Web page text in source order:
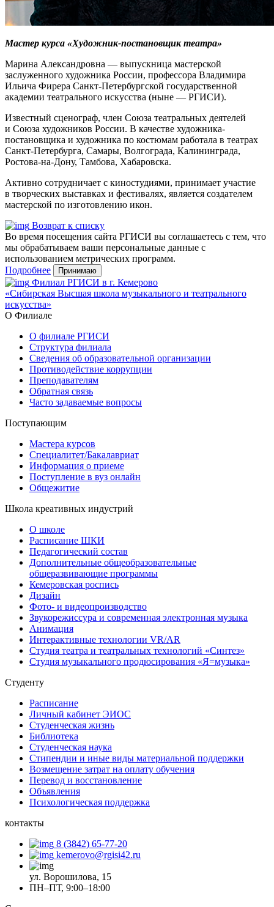
Мастер курса «Художник-постановщик театра»
Марина Александровна — выпускница мастерской
заслуженного художника России, профессора Владимира
Ильича Фирера Санкт-Петербургской государственной
академии театрального искусства (ныне — РГИСИ).
Известный сценограф, член Союза театральных деятелей
и Союза художников России. В качестве художника-
постановщика и художника по костюмам работала в театрах
Санкт-Петербурга, Самары, Волгограда, Калининграда,
Ростова-на-Дону, Тамбова, Хабаровска.
Активно сотрудничает с киностудиями, принимает участие
в творческих выставках и фестивалях, является создателем
мастерской по изготовлению икон.
Возврат к списку
Во время посещения сайта РГИСИ вы соглашаетесь с тем, что
мы обрабатываем ваши персональные данные с
использованием метрических программ.
Подробнее
Принимаю
Филиал РГИСИ в г. Кемерово
«Сибирская Высшая школа музыкального и театрального
искусства»
О Филиале
О филиале РГИСИ
Структура филиала
Сведения об образовательной организации
Противодействие коррупции
Преподавателям
Обратная связь
Часто задаваемые вопросы
Поступающим
Мастера курсов
Специалитет/Бакалавриат
Информация о приеме
Поступление в вуз онлайн
Общежитие
Школа креативных индустрий
О школе
Расписание ШКИ
Педагогический состав
Дополнительные общеобразовательные
общеразвивающие программы
Кемеровская роспись
Дизайн
Фото- и видеопроизводство
Звукорежиссура и современная электронная музыка
Анимация
Интерактивные технологии VR/AR
Студия театра и театральных технологий «Синтез»
Студия музыкального продюсирования «Я=музыка»
Студенту
Расписание
Личный кабинет ЭИОС
Студенческая жизнь
Библиотека
Студенческая наука
Стипендии и иные виды материальной поддержки
Возмещение затрат на оплату обучения
Перевод и восстановление
Объявления
Психологическая поддержка
контакты
8 (3842) 65-77-20
kemerovo@rgisi42.ru
ул. Ворошилова, 15
ПН–ПТ, 9:00–18:00